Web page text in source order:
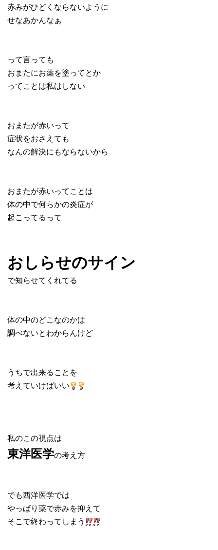
赤みがひどくならないように
せなあかんなぁ
って言っても
おまたにお薬を塗ってとか
ってことは私はしない
おまたが赤いって
症状をおさえても
なんの解決にもならないから
おまたが赤いってことは
体の中で何らかの炎症が
起こってるって
おしらせのサイン
で知らせてくれてる
体の中のどこなのかは
調べないとわからんけど
うちで出来ることを
考えていけばいい
私のこの視点は
東洋医学の考え方
でも西洋医学では
やっぱり薬で赤みを抑えて
そこで終わってしまう